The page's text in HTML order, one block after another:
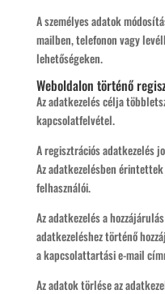
A személyes adatok
mailben, telefonon vagy
lehetőségeken.
Weboldalon történő
Az adatkezelés célja
kapcsolatfelvétel.
A regisztrációs adatkezelés
Az adatkezelésben
felhasználói.
Az adatkezelés a
adatkezeléshez történő
a kapcsolattartási e-mail
Az adatok törlése az